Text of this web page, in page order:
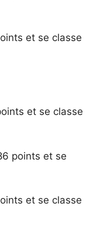
et se classe
et se classe
points et se
et se classe